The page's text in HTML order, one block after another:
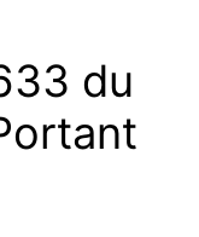
du